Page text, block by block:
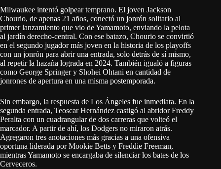
Milwaukee intentó golpear temprano. El joven Jackson
Chourio, de apenas 21 años, conectó un jonrón solitario al
primer lanzamiento que vio de Yamamoto, enviando la pelota
al jardín derecho-central. Con ese batazo, Chourio se convirtió
en el segundo jugador más joven en la historia de los playoffs
con un jonrón para abrir una entrada, solo detrás de sí mismo,
al repetir la hazaña lograda en 2024. También igualó a figuras
como George Springer y Shohei Ohtani en cantidad de
jonrones de apertura en una misma postemporada.
Sin embargo, la respuesta de Los Ángeles fue inmediata. En la
segunda entrada, Teoscar Hernández castigó al abridor Freddy
Peralta con un cuadrangular de dos carreras que volteó el
marcador. A partir de ahí, los Dodgers no miraron atrás.
Agregaron tres anotaciones más gracias a una ofensiva
oportuna liderada por Mookie Betts y Freddie Freeman,
mientras Yamamoto se encargaba de silenciar los bates de los
Cerveceros.